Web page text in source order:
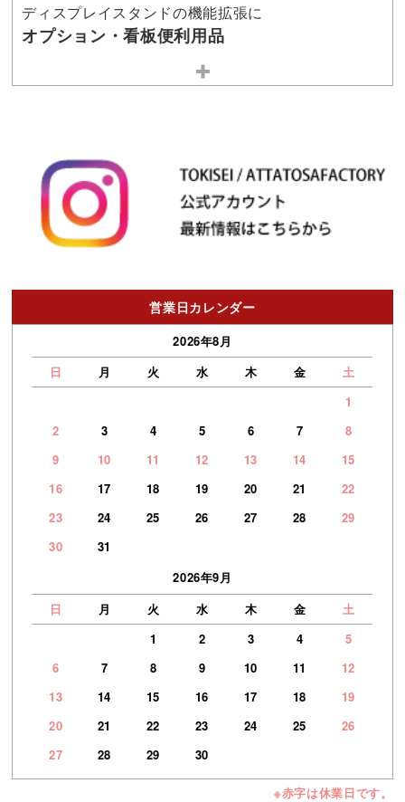
ディスプレイスタンドの機能拡張に
オプション・看板便利用品
営業日カレンダー
2026年8月
日
月 火 水 木 金
土
1
2
3 4 5 6 7
8
9
10 11 12 13 14
15
16
17 18 19 20 21
22
23
24 25 26 27 28
29
30
31
2026年9月
日
月 火 水 木 金
土
1
2 3 4
5
6
7 8 9 10 11
12
13
14 15 16 17 18
19
20
21 22 23 24 25
26
27
28 29 30
※赤字は休業日です。